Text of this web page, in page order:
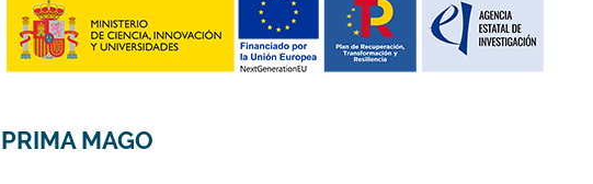
PRIMA MAGO